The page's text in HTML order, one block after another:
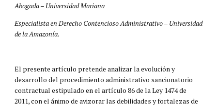
Abogada – Universidad Mariana
Especialista en Derecho Contencioso Administrativo – Universidad
de la Amazonía.
El presente artículo pretende analizar la evolución y
desarrollo del procedimiento administrativo sancionatorio
contractual estipulado en el artículo 86 de la Ley 1474 de
2011, con el ánimo de avizorar las debilidades y fortalezas de